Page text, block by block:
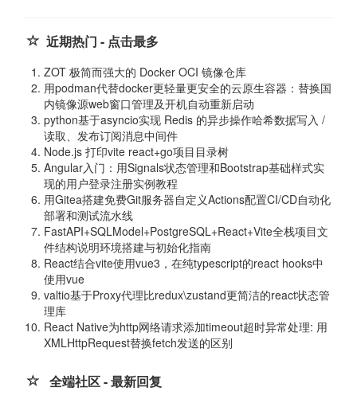
近期热门 - 点击最多
ZOT 极简而强大的 Docker OCI 镜像仓库
用podman代替docker更轻量更安全的云原生容器：替换国
内镜像源web窗口管理及开机自动重新启动
python基于asyncio实现 Redis 的异步操作哈希数据写入 /
读取、发布订阅消息中间件
Node.js 打印vite react+go项目目录树
Angular入门：用Signals状态管理和Bootstrap基础样式实
现的用户登录注册实例教程
用Gitea搭建免费Git服务器自定义Actions配置CI/CD自动化
部署和测试流水线
FastAPI+SQLModel+PostgreSQL+React+Vite全栈项目文
件结构说明环境搭建与初始化指南
React结合vite使用vue3，在纯typescript的react hooks中
使用vue
valtio基于Proxy代理比redux\zustand更简洁的react状态管
理库
React Native为http网络请求添加timeout超时异常处理: 用
XMLHttpRequest替换fetch发送的区别
全端社区 - 最新回复